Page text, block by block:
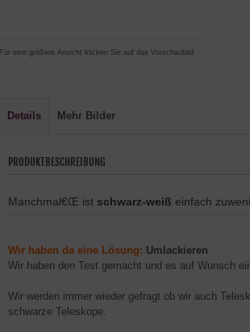
Für eine größere Ansicht klicken Sie auf das Vorschaubild
Details Mehr Bilder
PRODUKTBESCHREIBUNG
Manchmal€Œ ist schwarz-weiß einfach
Wir haben da eine Lösung: Umlackieren
Wir haben den Test gemacht und es auf Wunsch
Wir werden immer wieder gefragt ob wir auch
schwarze Teleskope.